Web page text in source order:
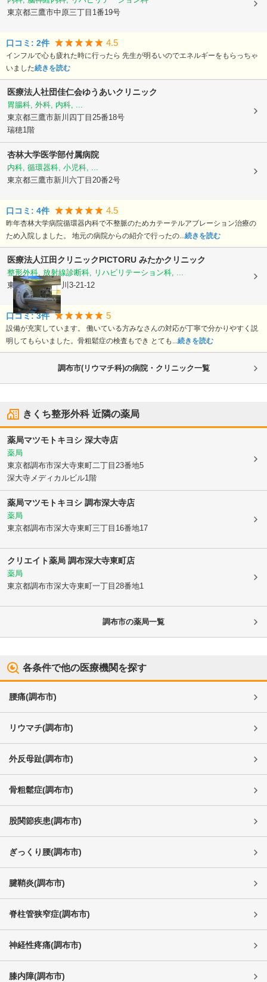
東京都三鷹市中原三丁目1番19号
口コミ: 2件 4.5
インフルで心も疲れた時に行ったら 先生が明るいのでエネルギーをもらっちゃ
いました続きを読む
医療法人社団佳仁会ゆうあいクリニック
胃腸科, 外科, 内科, ...
東京都三鷹市新川四丁目25番18号
瑞穂1階
杏林大学医学部付属病院
内科, 循環器科, 小児科, ...
東京都三鷹市新川六丁目20番2号
口コミ: 4件 4.5
昨年杏林大学病院循環器内科で不整脈のためカテーテルアブレーション治療の
ため入院しました。 地元の病院からの紹介で行ったの...続きを読む
医療法人江田クリニックPICTORU みたかクリニック
整形外科, 放射線診断科, リハビリテーション科, ...
東京都三鷹市新川3-21-12
口コミ:3件 5
設備が充実しています。 働いている方みなさんの対応が丁寧で分かりやすく説
明してもらいました。骨粗鬆症の検査もでき とても...続きを読む
調布市(リウマチ科)の病院・クリニック一覧
きくち整形外科近隣の薬局
薬局マツモトキヨシ 深大寺店
薬局
東京都調布市深大寺東町二丁目23番地5
深大寺メディカルビル1階
薬局マツモトキヨシ 調布深大寺店
薬局
東京都調布市深大寺東町三丁目16番地17
クリエイト薬局 調布深大寺東町店
薬局
東京都調布市深大寺東町一丁目28番地1
調布市の薬局一覧
各条件で他の医療機関を探す
腰痛(調布市)
リウマチ(調布市)
外反母趾(調布市)
骨粗鬆症(調布市)
股関節疾患(調布市)
ぎっくり腰(調布市)
腱鞘炎(調布市)
脊柱管狭窄症(調布市)
神経性疼痛(調布市)
膝内障(調布市)